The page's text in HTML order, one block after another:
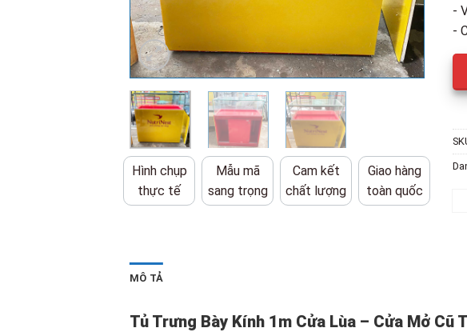
Hình chụp
thực tế
Mẫu mã
sang trọng
Cam kết
chất lượng
Giao hàng
toàn quốc
-
-
MÔ TẢ
Tủ Trưng Bày Kính 1m Cửa Lùa – Cửa Mở Cũ